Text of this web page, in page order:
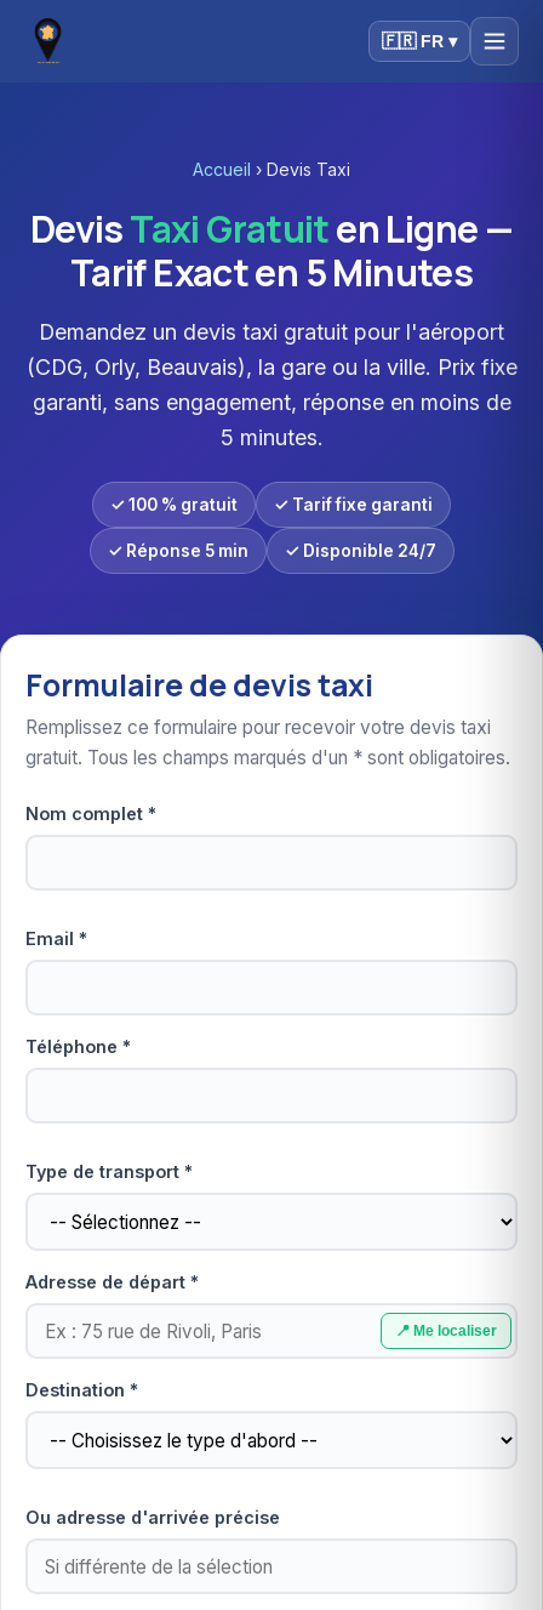
🇫🇷 FR ▾
Accueil › Devis Taxi
DevisTaxi Gratuiten Ligne —
Tarif Exact en 5 Minutes
Demandez un devis taxi gratuit pour l'aéroport
(CDG, Orly, Beauvais), la gare ou la ville. Prix fixe
garanti, sans engagement, réponse en moins de
5 minutes.
✓ 100 % gratuit ✓ Tarif fixe garanti
✓ Réponse 5 min ✓ Disponible 24/7
Formulaire de devis taxi
Remplissez ce formulaire pour recevoir votre devis taxi
gratuit. Tous les champs marqués d'un * sont obligatoires.
Nom complet *
Email *
Téléphone *
Type de transport *
Adresse de départ *
📍 Me localiser
Destination *
Ou adresse d'arrivée précise